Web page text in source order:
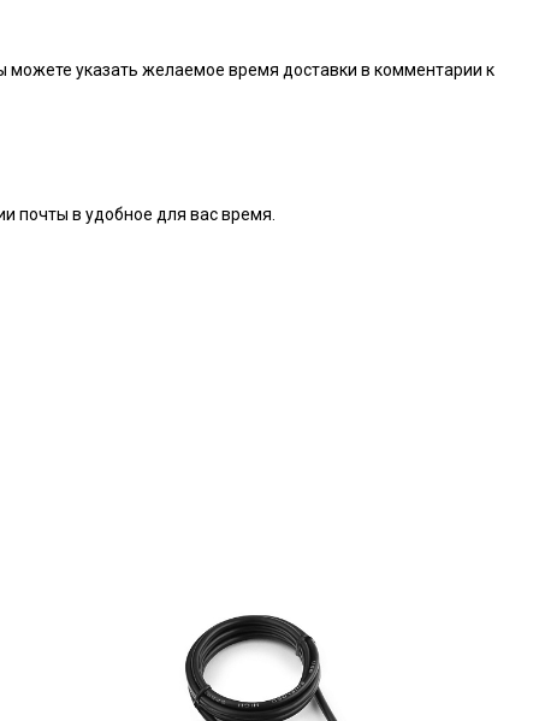
можете указать желаемое время доставки в комментарии к
почты в удобное для вас время.